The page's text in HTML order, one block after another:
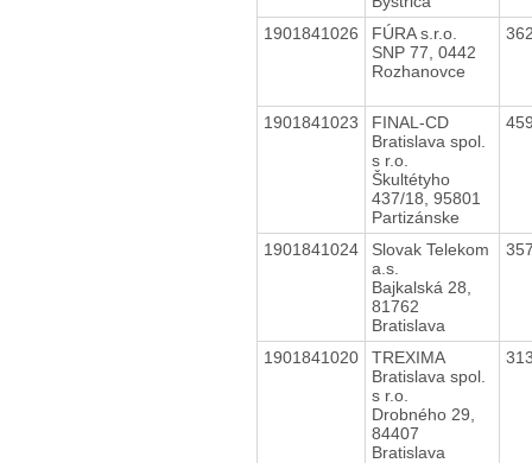
1901841026
FÚRA s.r.o.
SNP 77, 0442
Rozhanovce
1901841023
FINAL-CD
Bratislava spol.
s r.o.
Škultétyho
437/18, 95801
Partizánske
1901841024
Slovak Telekom
a.s.
Bajkalská 28,
81762
Bratislava
1901841020
TREXIMA
Bratislava spol.
s r.o.
Drobného 29,
84407
Bratislava